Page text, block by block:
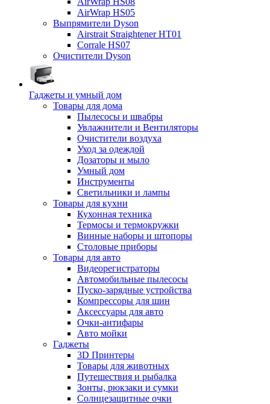
AirWrap HS05
Выпрямители Dyson
Airstrait Straightener HT01
Corrale HS07
Очистители Dyson
Гаджеты и умный дом
Товары для дома
Пылесосы и швабры
Увлажнители и Вентиляторы
Очистители воздуха
Уход за одеждой
Дозаторы и мыло
Умный дом
Инструменты
Светильники и лампы
Товары для кухни
Кухонная техника
Термосы и термокружки
Винные наборы и штопоры
Столовые приборы
Товары для авто
Видеорегистраторы
Автомобильные пылесосы
Пуско-зарядные устройства
Компрессоры для шин
Аксессуары для авто
Очки-антифары
Авто мойки
Гаджеты
3D Принтеры
Товары для животных
Путешествия и рыбалка
Зонты, рюкзаки и сумки
Солнцезащитные очки